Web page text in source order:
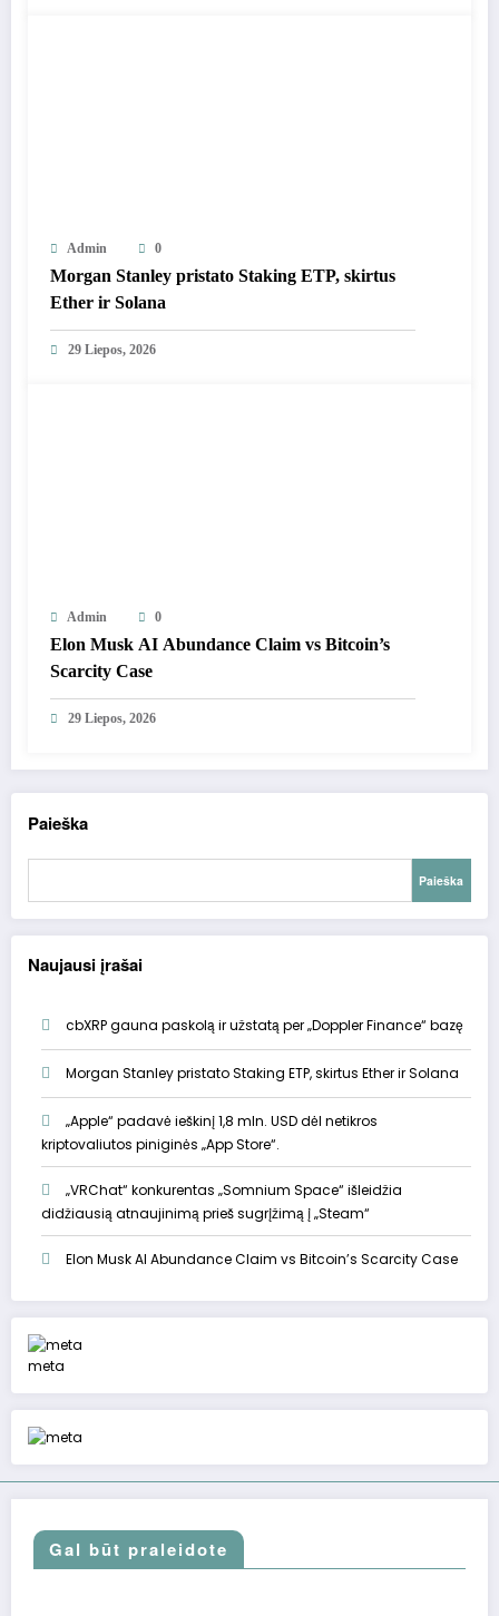
Admin 0
Morgan Stanley pristato Staking ETP, skirtus
Ether ir Solana
29 Liepos, 2026
Admin 0
Elon Musk AI Abundance Claim vs Bitcoin’s
Scarcity Case
29 Liepos, 2026
Paieška
Paieška
Naujausi įrašai
cbXRP gauna paskolą ir užstatą per „Doppler Finance“ bazę
Morgan Stanley pristato Staking ETP, skirtus Ether ir Solana
„Apple“ padavė ieškinį 1,8 mln. USD dėl netikros
kriptovaliutos piniginės „App Store“.
„VRChat“ konkurentas „Somnium Space“ išleidžia
didžiausią atnaujinimą prieš sugrįžimą į „Steam“
Elon Musk AI Abundance Claim vs Bitcoin’s Scarcity Case
meta
Gal būt praleidote